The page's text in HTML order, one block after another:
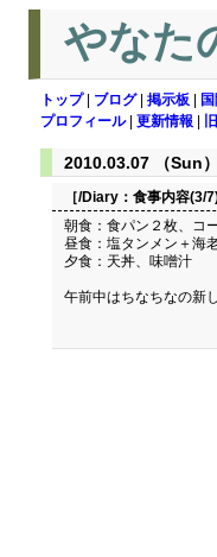
やなた
トップ| ブログ| 掲示板
プロフィール| 更新情報
2010.03.07 （Sun）
［/Diary： 食事内容(3/
朝食：食パン２枚、コ
昼食：塩タンメン＋海
夕食：天丼、味噌汁
午前中はちなちなの新